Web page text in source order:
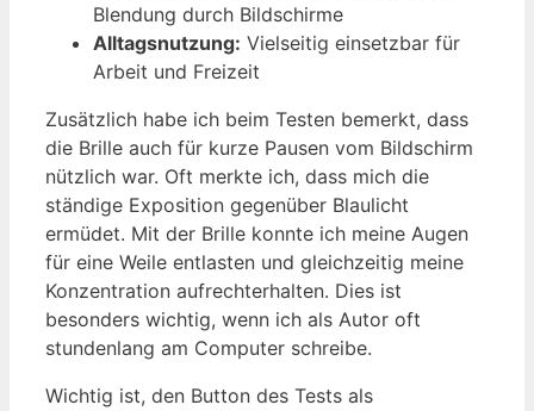
Blendung durch Bildschirme
Alltagsnutzung: Vielseitig einsetzbar für
Arbeit und Freizeit
Zusätzlich habe ich beim Testen bemerkt, dass
die Brille auch für kurze Pausen vom Bildschirm
nützlich war. Oft merkte ich, dass mich die
ständige Exposition gegenüber Blaulicht
ermüdet. Mit der Brille konnte ich meine Augen
für eine Weile entlasten und gleichzeitig meine
Konzentration aufrechterhalten. Dies ist
besonders wichtig, wenn ich als Autor oft
stundenlang am Computer schreibe.
Wichtig ist, den Button des Tests als